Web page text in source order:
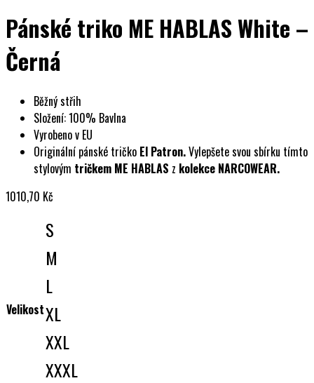
Pánské triko ME HABLAS White –
Černá
Běžný střih
Složení: 100% Bavlna
Vyrobeno v EU
Originální pánské tričko El Patron.Vylepšete svou sbírku tímto
stylovým tričkem ME HABLAS z kolekce NARCOWEAR.
1010,70 Kč
Velikost
S
M
L
XL
XXL
XXXL